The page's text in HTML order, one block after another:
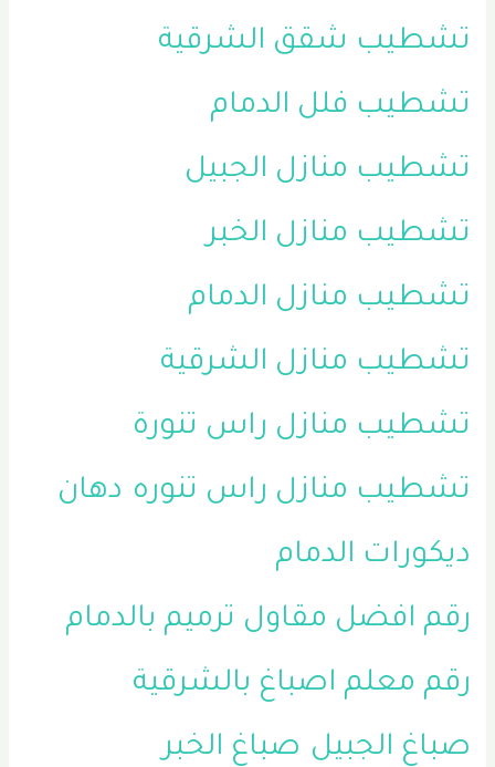
تشطيب شقق الشرقية
تشطيب فلل الدمام
تشطيب منازل الجبيل
تشطيب منازل الخبر
تشطيب منازل الدمام
تشطيب منازل الشرقية
تشطيب منازل راس تنورة
تشطيب منازل راس تنوره دهان
ديكورات الدمام
رقم افضل مقاول ترميم بالدمام
رقم معلم اصباغ بالشرقية
صباغ الجبيل صباغ الخبر